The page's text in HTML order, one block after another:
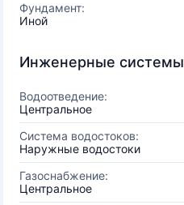
Фундамент:
Иной
Инженерные системы
Водоотведение:
Центральное
Система водостоков:
Наружные водостоки
Газоснабжение:
Центральное